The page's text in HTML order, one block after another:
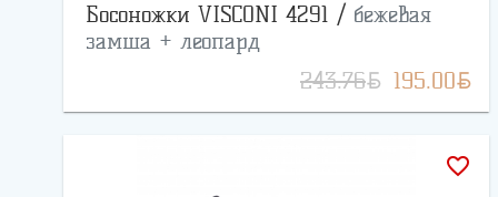
Босоножки VISCONI 4291 / бежевая
замша + леопард
243.76BYN 195.00BYN
favorite_border